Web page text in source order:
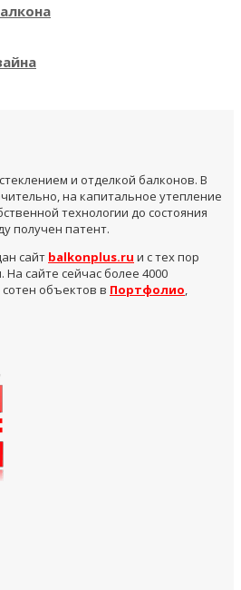
и отделкой балконов. В
на капитальное утепление
технологии до состояния
получен патент.
сайт balkonplus.ru и с тех пор
сайте сейчас более 4000
объектов в Портфолио,